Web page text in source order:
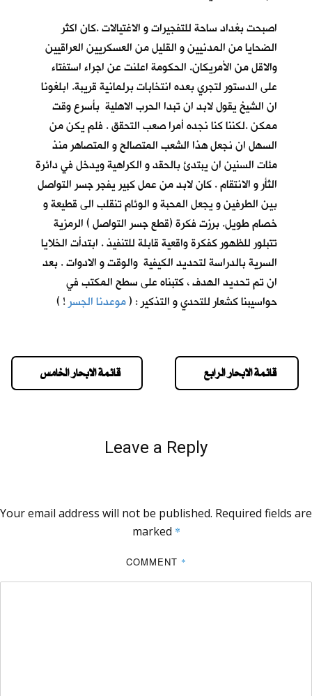
اصبحت بغداد ساحة للتفجيرات و الاغتيالات .كان اكثر
الضحايا من المدنيين و القليل من العسكريين العراقيين
والاقل من الأمريكان. الحكومة اعلنت عن اجراء استفتاء
على الدستور لتجري بعده انتخابات برلمانية قريبة. ابلغونا
ان الشيخ يقول لابد ان تبدا الحرب الاهلية بأسرع وقت
ممكن .لكننا كنا نجده أمرا صعب التحقق . فلم يكن من
السهل ان نجعل هذا الشعب المتصالح و المتصاهر منذ
مئات السنين ان يبتدئ بالحقد و الكراهية ويدخل في دائرة
الثأر و الانتقام . كان لابد من عمل كبير يفجر جسر التواصل
بين الطرفين و يجعل المحبة و الوئام تنقلب الى قطيعة و
خصام طويل. برزت فكرة (قطع جسر التواصل ) الرمزية
تتبلور للظهور كفكرة واقعية قابلة للتنفيذ . ابتدأت الخلايا
السرية بالدراسة لتحديد الكيفية والوقت و الادوات . بعد
ان تم تحديد الهدف ، كتبناه على سطح المكتب في
حواسيبنا كشعار للتحدي و التذكير : (موعدنا الجسر!
)
قائمة الابحار الخامس قائمة الابحار الرابع
Leave a Reply
Your email address will not be published. Required fields are
marked *
COMMENT *